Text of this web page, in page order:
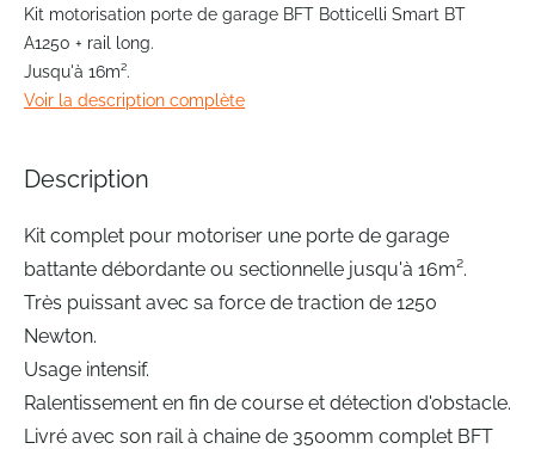
to
the
beginning
of
the
Kit motorisation porte de garage BFT Botticelli Smart BT
A1250 + rail long.
Jusqu'à 16m².
Voir la description complète
Description
Kit complet pour motoriser une porte de garage
battante débordante ou sectionnelle jusqu'à 16m².
Très puissant avec sa force de traction de 1250
Newton.
Usage intensif.
Ralentissement en fin de course et détection d'obstacle.
Livré avec son rail à chaine de 3500mm complet BFT